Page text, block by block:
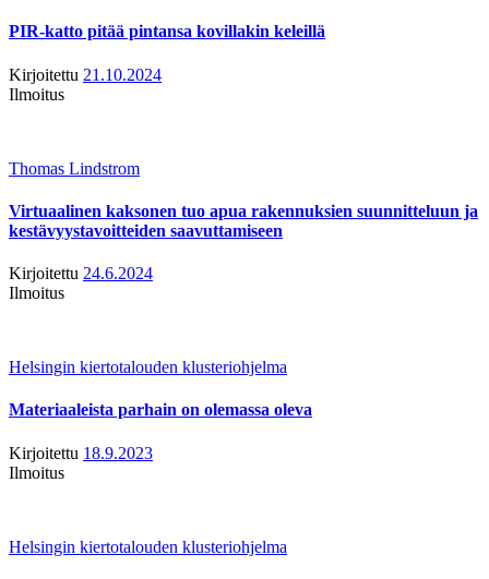
PIR-katto pitää pintansa kovillakin keleillä
Kirjoitettu 21.10.2024
Ilmoitus
Thomas Lindstrom
Virtuaalinen kaksonen tuo apua rakennuksien suunnitteluun ja
kestävyystavoitteiden saavuttamiseen
Kirjoitettu 24.6.2024
Ilmoitus
Helsingin kiertotalouden klusteriohjelma
Materiaaleista parhain on olemassa oleva
Kirjoitettu 18.9.2023
Ilmoitus
Helsingin kiertotalouden klusteriohjelma